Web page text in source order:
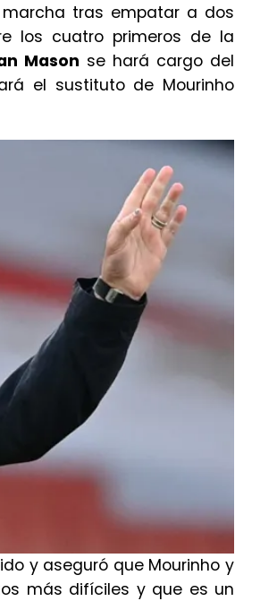
marcha tras empatar a dos
los cuatro primeros de la
Mason se hará cargo del
el sustituto de Mourinho
y aseguró que Mourinho y
más difíciles y que es un